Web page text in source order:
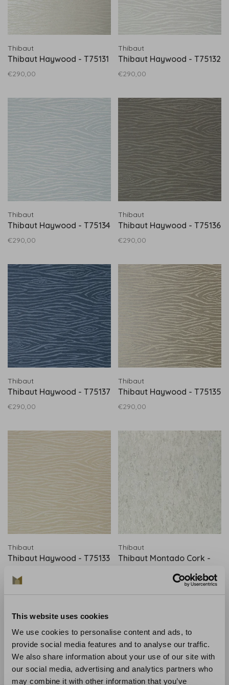
This website uses cookies
We use cookies to personalise content and ads, to
provide social media features and to analyse our traffic.
We also share information about your use of our site with
our social media, advertising and analytics partners who
may combine it with other information that you’ve
Thibaut
Thibaut Haywood - T75131
€290,00
Thibaut
Thibaut Haywood - T75132
€290,00
Thibaut
Thibaut Haywood - T75134
€290,00
Thibaut
Thibaut Haywood - T75136
€290,00
Thibaut
Thibaut Haywood - T75137
€290,00
Thibaut
Thibaut Haywood - T75135
€290,00
Thibaut
Thibaut Haywood - T75133
Thibaut
Thibaut Montado Cork -